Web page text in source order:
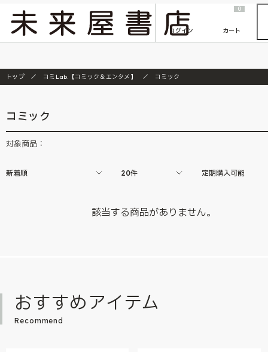
『ONE PIECE magazine 021 ONE PIECEカード付き同梱版』発売延期のご案内
ログイン
0
カート
トップ コミLab.【コミック＆エンタメ】 コミック
コミック
対象商品：
新着順 20件 定期購入可能
該当する商品がありません。
おすすめアイテム
Recommend